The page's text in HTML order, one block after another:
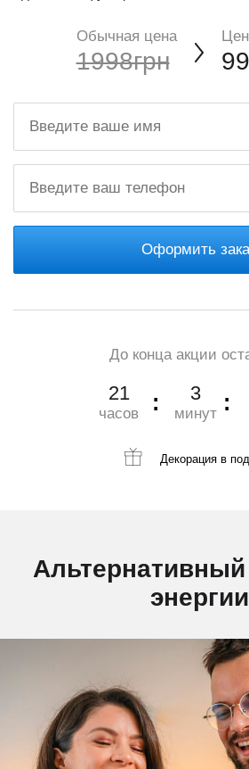
Обычная цена
1998грн
Оформить
До конца акции
21
часов
3
минут
Декорация в
Альтернативный
энергии